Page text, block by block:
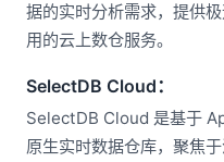
据的实时分析需求，提供
用的云上数仓服务。
SelectDB Cloud：
SelectDB Cloud 是基于
原生实时数据仓库，聚焦